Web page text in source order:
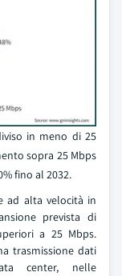
in meno di 25
sopra 25 Mbps
fino al 2032.
ad alta velocità in
prevista di
a 25 Mbps.
trasmissione dati
center, nelle